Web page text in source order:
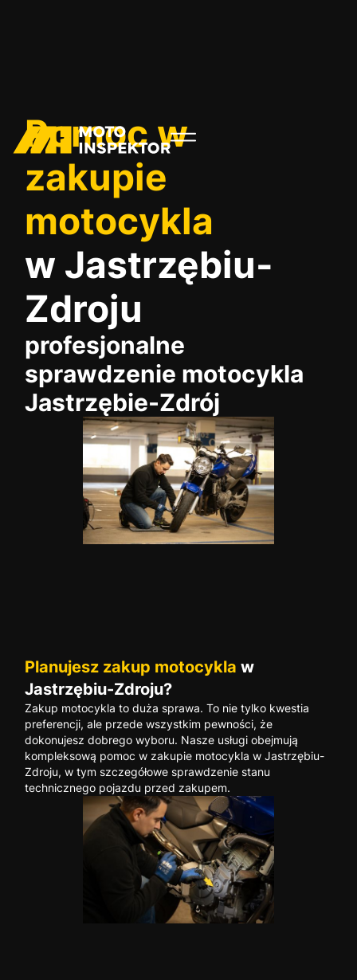
Pomoc w
zakupie
motocykla
w Jastrzębiu-
Zdroju
profesjonalne
sprawdzenie motocykla
Jastrzębie-Zdrój
Planujesz zakup motocykla w
Jastrzębiu-Zdroju?
Zakup motocykla to duża sprawa. To nie tylko kwestia
preferencji, ale przede wszystkim pewności, że
dokonujesz dobrego wyboru. Nasze usługi obejmują
kompleksową pomoc w zakupie motocykla w Jastrzębiu-
Zdroju, w tym szczegółowe sprawdzenie stanu
technicznego pojazdu przed zakupem.